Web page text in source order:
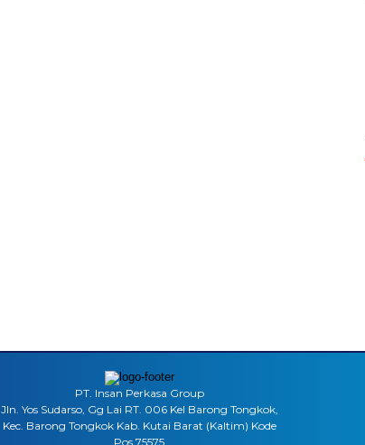
PT. Insan Perkasa Group
Jln. Yos Sudarso, Gg Lai RT. 006 Kel Barong Tongkok,
Kec. Barong Tongkok Kab. Kutai Barat (Kaltim) Kode
Pos 75575